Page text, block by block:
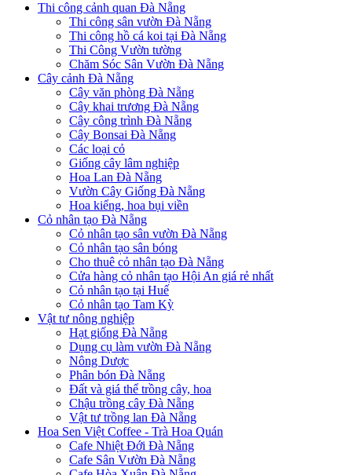
Thi công cảnh quan Đà Nẵng
Thi công sân vườn Đà Nẵng
Thi công hồ cá koi tại Đà Nẵng
Thi Công Vườn tường
Chăm Sóc Sân Vườn Đà Nẵng
Cây cảnh Đà Nẵng
Cây văn phòng Đà Nẵng
Cây khai trương Đà Nẵng
Cây công trình Đà Nẵng
Cây Bonsai Đà Nẵng
Các loại cỏ
Giống cây lâm nghiệp
Hoa Lan Đà Nẵng
Vườn Cây Giống Đà Nẵng
Hoa kiểng, hoa bụi viền
Cỏ nhân tạo Đà Nẵng
Cỏ nhân tạo sân vườn Đà Nẵng
Cỏ nhân tạo sân bóng
Cho thuê cỏ nhân tạo Đà Nẵng
Cửa hàng cỏ nhân tạo Hội An giá rẻ nhất
Cỏ nhân tạo tại Huế
Cỏ nhân tạo Tam Kỳ
Vật tư nông nghiệp
Hạt giống Đà Nẵng
Dụng cụ làm vườn Đà Nẵng
Nông Dược
Phân bón Đà Nẵng
Đất và giá thể trồng cây, hoa
Chậu trồng cây Đà Nẵng
Vật tư trồng lan Đà Nẵng
Hoa Sen Việt Coffee - Trà Hoa Quán
Cafe Nhiệt Đới Đà Nẵng
Cafe Sân Vườn Đà Nẵng